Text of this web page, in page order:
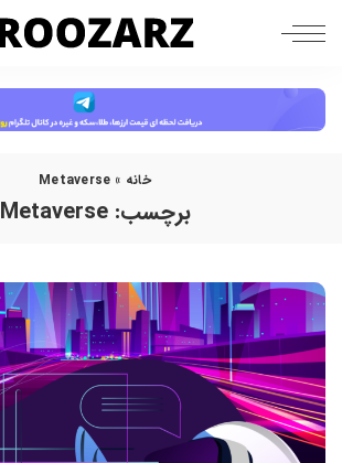
خانه »
Metaverse
برچسب:Metaverse